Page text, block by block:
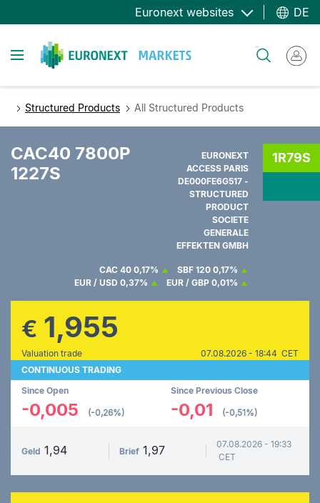
zum
Euronext websites DE
Toggle navigation
Structured Products All Structured Products
CAC40 7800P
1227S
EURONEXT
ACCESS PARIS
DE000FE6G517 -
STRUCTURED
PRODUCT
SOCIETE
GENERALE
EFFEKTEN GMBH
1R79S
CAC 40 0,17% SBF 120 0,17%
EUR / USD 0,37% EUR / GBP 0,01%
€ 1,955
Valuation trade
07.08.2026 - 18:44 CET
CONTINUOUS TRADING
Since Open
-0,005 (-0,26%)
Since Previous Close
-0,01 (-0,51%)
Geld 1,94 Brief 1,97
07.08.2026 - 19:33
CET